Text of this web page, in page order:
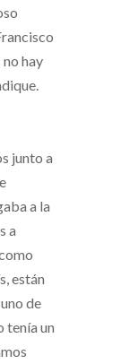
no hay
junto a
a la
a
están
de
tenía un